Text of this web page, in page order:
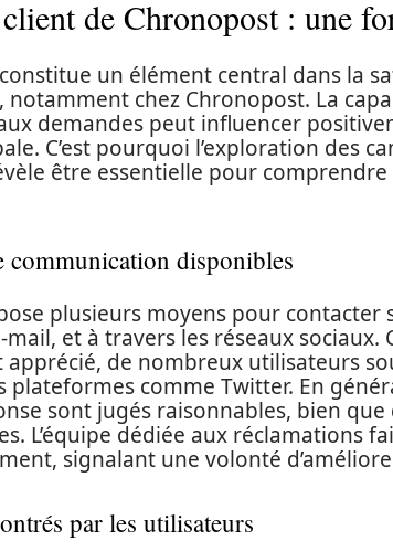
de Chronopost : une
un élément central dans la
notamment chez Chronopost. La
demandes peut influencer
C’est pourquoi l’exploration des
être essentielle pour comprendre
communication disponibles
plusieurs moyens pour contacter
et à travers les réseaux sociaux.
de nombreux utilisateurs
plateformes comme Twitter. En
sont jugés raisonnables, bien
L’équipe dédiée aux réclamations
signalant une volonté
par les utilisateurs